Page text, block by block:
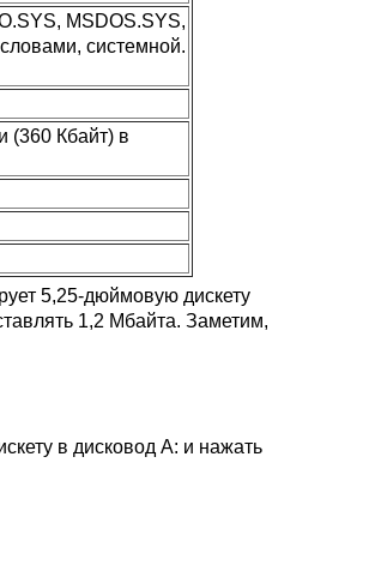
MSDOS.SYS,
системной.
(360 Кбайт) в
5,25-дюймовую дискету
1,2 Мбайта. Заметим,
в дисковод A: и нажать